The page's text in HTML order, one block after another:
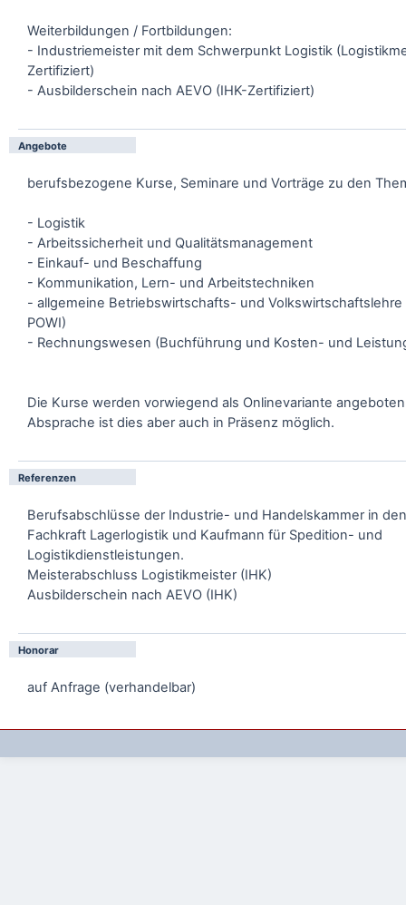
Weiterbildungen / Fortbildungen:
- Industriemeister mit dem Schwerpunkt Logistik
Zertifiziert)
- Ausbilderschein nach AEVO (IHK-Zertifiziert)
Angebote
berufsbezogene Kurse, Seminare und Vorträge zu den
- Logistik
- Arbeitssicherheit und Qualitätsmanagement
- Einkauf- und Beschaffung
- Kommunikation, Lern- und Arbeitstechniken
- allgemeine Betriebswirtschafts- und Volkswirtschaftslehre
POWI)
- Rechnungswesen (Buchführung und Kosten- und
Die Kurse werden vorwiegend als Onlinevariante
Absprache ist dies aber auch in Präsenz möglich.
Referenzen
Berufsabschlüsse der Industrie- und Handelskammer in
Fachkraft Lagerlogistik und Kaufmann für Spedition- und
Logistikdienstleistungen.
Meisterabschluss Logistikmeister (IHK)
Ausbilderschein nach AEVO (IHK)
Honorar
auf Anfrage (verhandelbar)